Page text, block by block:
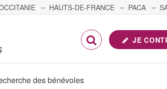
HAUTS-DE-FRANCE PACA
JE
des bénévoles